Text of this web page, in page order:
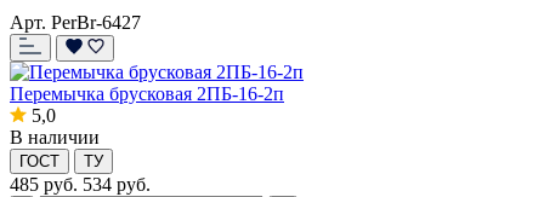
Арт. PerBr-6427
Перемычка брусковая 2ПБ-16-2п
5,0
В наличии
ГОСТ ТУ
485 руб. 534 руб.